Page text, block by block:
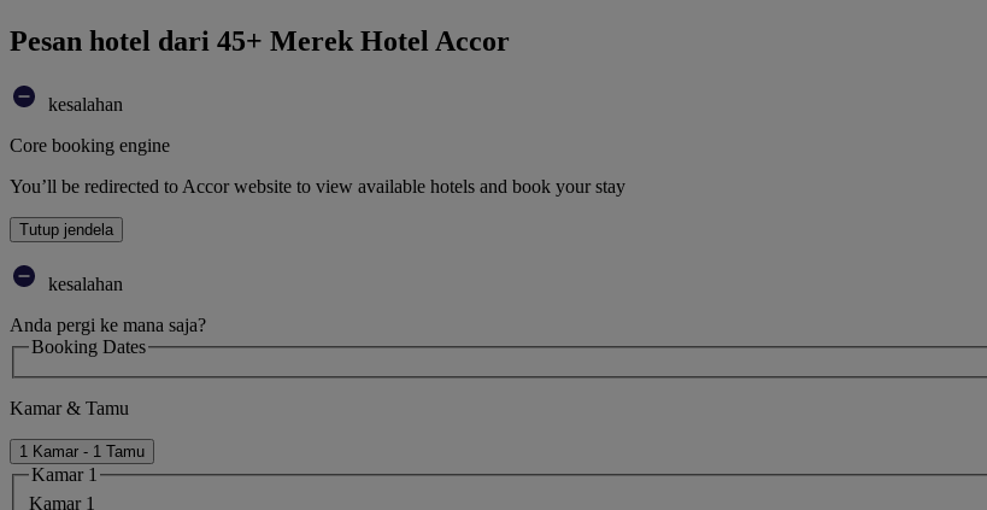
Pesan hotel dari 45+ Merek Hotel Accor
kesalahan
Core booking engine
You’ll be redirected to Accor website to view available hotels and book your stay
Tutup jendela
kesalahan
Anda pergi ke mana saja?
Booking Dates
Kamar & Tamu
1 Kamar - 1 Tamu
Kamar 1
Kamar 1